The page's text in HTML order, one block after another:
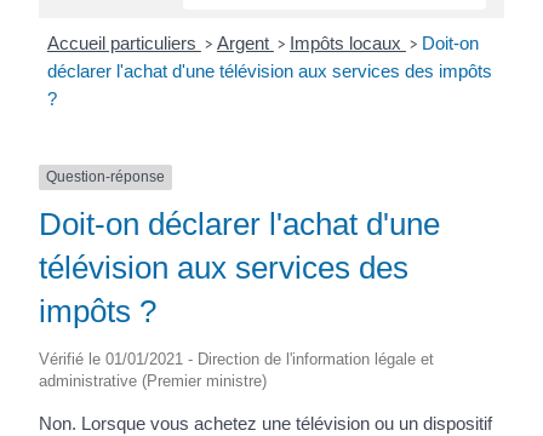
Accueil particuliers > Argent > Impôts locaux > Doit-on
déclarer l'achat d'une télévision aux services des impôts
?
Question-réponse
Doit-on déclarer l'achat d'une
télévision aux services des
impôts ?
Vérifié le 01/01/2021 - Direction de l'information légale et
administrative (Premier ministre)
Non. Lorsque vous achetez une télévision ou un dispositif